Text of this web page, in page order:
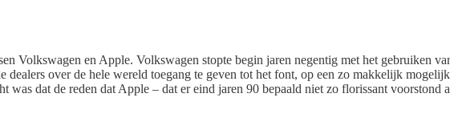
Volkswagen en Apple. Volkswagen stopte begin jaren negentig met het gebruiken
over de hele wereld toegang te geven tot het font, op een zo makkelijk
dat de reden dat Apple – dat er eind jaren 90 bepaald niet zo florissant voorstond